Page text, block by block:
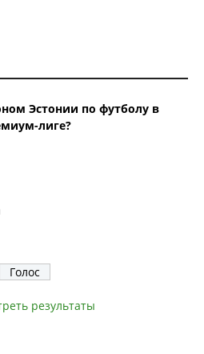
Эстонии по футболу в
лиге?
результаты